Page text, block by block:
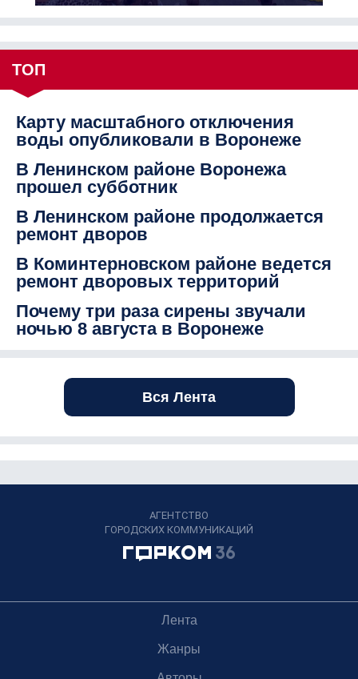
ТОП
Карту масштабного отключения
воды опубликовали в Воронеже
В Ленинском районе Воронежа
прошел субботник
В Ленинском районе продолжается
ремонт дворов
В Коминтерновском районе ведется
ремонт дворовых территорий
Почему три раза сирены звучали
ночью 8 августа в Воронеже
Вся Лента
АГЕНТСТВО
ГОРОДСКИХ КОММУНИКАЦИЙ
Лента
Жанры